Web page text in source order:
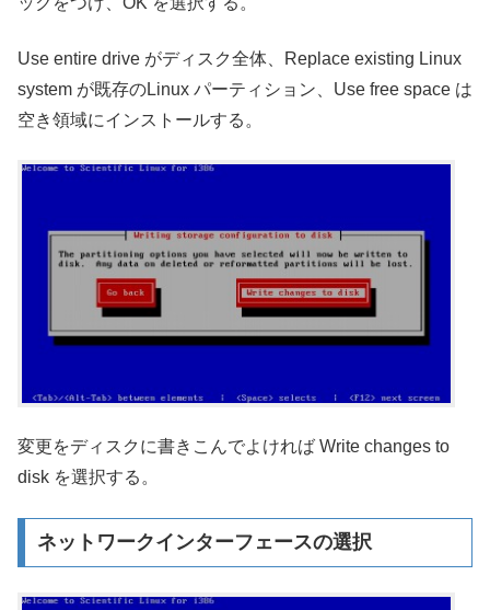
Use entire drive がディスク全体、Replace existing Linux
system が既存のLinux パーティション、Use free space は
空き領域にインストールする。
変更をディスクに書きこんでよければ Write changes to
disk を選択する。
ネットワークインターフェースの選択